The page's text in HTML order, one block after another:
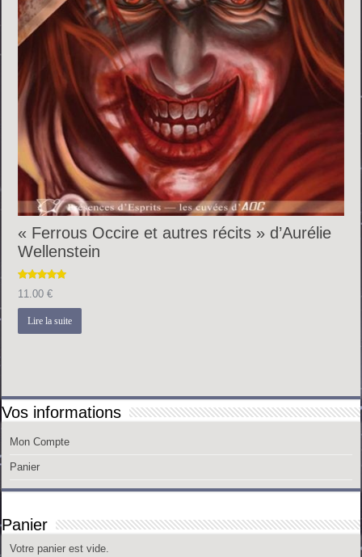
« Ferrous Occire et autres récits » d’Aurélie
Wellenstein
Note5.00
11.00€
Lire la suite
Vos informations
Mon Compte
Panier
Panier
Votre panier est vide.